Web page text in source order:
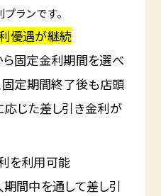
ランです。
優遇が継続
ら固定金利期間を選べ
固定期間終了後も店頭
じた差し引き金利が
を利用可能
間中を通して差し引